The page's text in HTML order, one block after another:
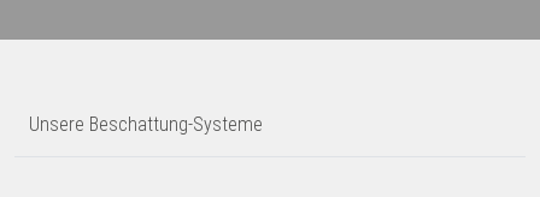
Unsere Beschattung-Systeme